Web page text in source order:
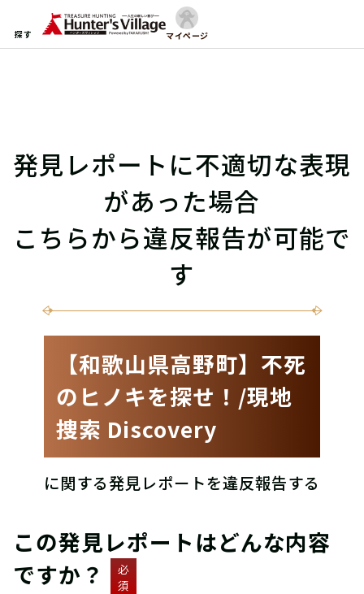
探す マイページ
発見レポートに不適切な表現
があった場合
こちらから違反報告が可能で
す
【和歌山県高野町】不死
のヒノキを探せ！/現地
捜索 Discovery
に関する発見レポートを違反報告する
この発見レポートはどんな内容
ですか？
必
須